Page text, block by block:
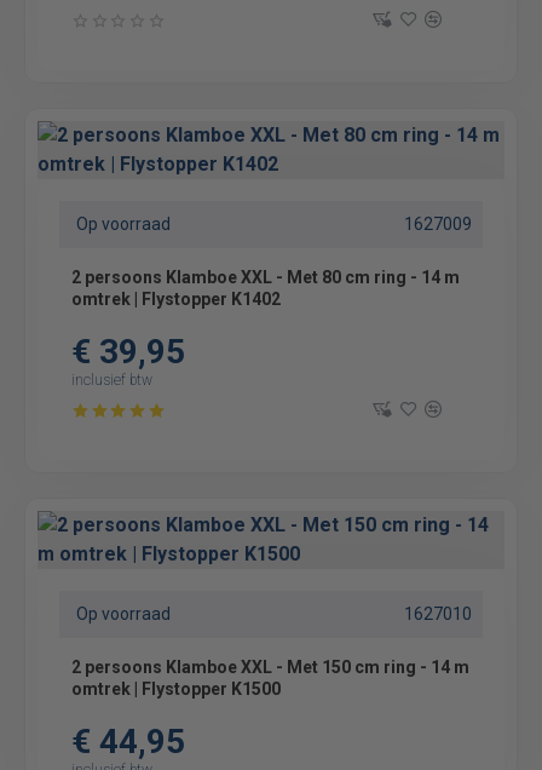
Op voorraad 1627009
2 persoons Klamboe XXL - Met 80 cm ring - 14 m
omtrek | Flystopper K1402
€ 39,95
inclusief btw
Op voorraad 1627010
2 persoons Klamboe XXL - Met 150 cm ring - 14 m
omtrek | Flystopper K1500
€ 44,95